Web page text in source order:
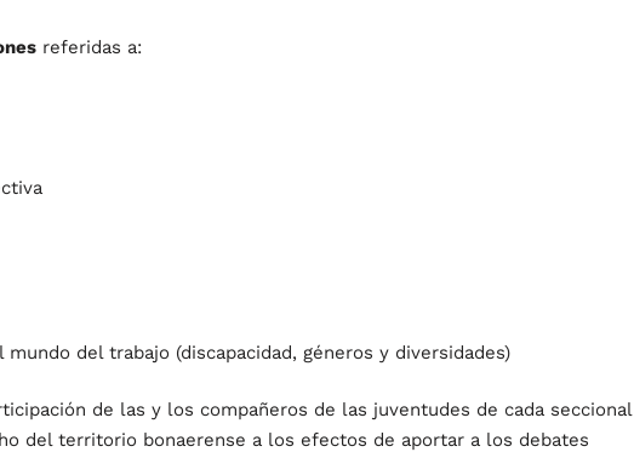
referidas a:
del trabajo (discapacidad, géneros y diversidades)
de las y los compañeros de las juventudes de cada seccional
del territorio bonaerense a los efectos de aportar a los debates